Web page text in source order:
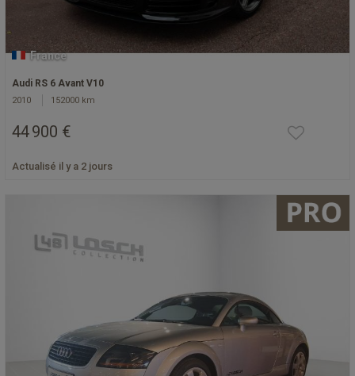
France
Audi RS 6 Avant V10
2010 152000 km
44 900 €
Actualisé il y a 2 jours